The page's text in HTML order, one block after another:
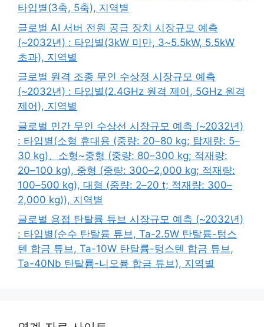
타입별(3축, 5축), 지역별
글로벌 AI 서버 전원 공급 장치 시장규모 예측
(~2032년) : 타입별(3kW 미만, 3~5.5kW, 5.5kW
초과), 지역별
글로벌 원격 조종 무인 수상정 시장규모 예측
(~2032년) : 타입별(2.4GHz 원격 제어, 5GHz 원격
제어), 지역별
글로벌 민간 무인 수상선 시장규모 예측 (~2032년)
: 타입별(소형 휴대용 (중량: 20–80 kg; 탑재량: 5–
30 kg)、소형~중형 (중량: 80–300 kg; 적재량:
20–100 kg), 중형 (중량: 300–2,000 kg; 적재량:
100–500 kg), 대형 (중량: 2–20 t; 적재량: 300–
2,000 kg)), 지역별
글로벌 용접 탄탈륨 튜브 시장규모 예측 (~2032년)
: 타입별(순수 탄탈륨 튜브, Ta-2.5W 탄탈륨-텅스
텐 합금 튜브, Ta-10W 탄탈륨-텅스텐 합금 튜브,
Ta-40Nb 탄탈륨-니오븀 합금 튜브), 지역별